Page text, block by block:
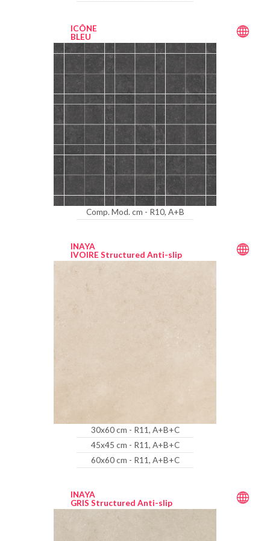
ICÔNE
BLEU
Comp. Mod. cm - R10, A+B
INAYA
IVOIRE Structured Anti-slip
30x60 cm - R11, A+B+C
45x45 cm - R11, A+B+C
60x60 cm - R11, A+B+C
INAYA
GRIS Structured Anti-slip